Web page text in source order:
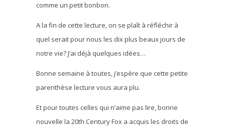
comme un petit bonbon.
A la fin de cette lecture, on se plaît à réfléchir à
quel serait pour nous les dix plus beaux jours de
notre vie? J’ai déjà quelques idées…
Bonne semaine à toutes, j’espère que cette petite
parenthèse lecture vous aura plu.
Et pour toutes celles qui n’aime pas lire, bonne
nouvelle la 20th Century Fox a acquis les droits de